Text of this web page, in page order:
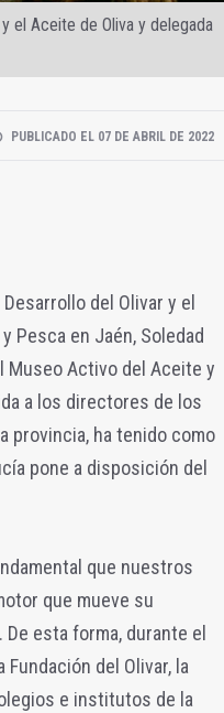
el Aceite de Oliva y delegada
PUBLICADO EL 07 DE ABRIL DE 2022
del Olivar y el
Pesca en Jaén, Soledad
Museo Activo del Aceite y
a los directores de los
provincia, ha tenido como
pone a disposición del
que nuestros
que mueve su
esta forma, durante el
del Olivar, la
e institutos de la